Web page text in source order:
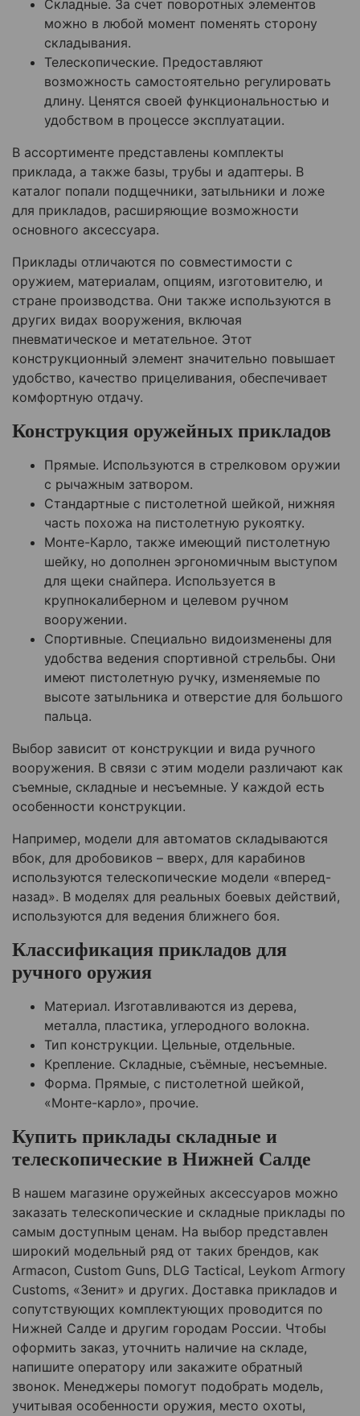
Складные. За счет поворотных элементов
можно в любой момент поменять сторону
складывания.
Телескопические. Предоставляют
возможность самостоятельно регулировать
длину. Ценятся своей функциональностью и
удобством в процессе эксплуатации.
В ассортименте представлены комплекты
приклада, а также базы, трубы и адаптеры. В
каталог попали подщечники, затыльники и ложе
для прикладов, расширяющие возможности
основного аксессуара.
Приклады отличаются по совместимости с
оружием, материалам, опциям, изготовителю, и
стране производства. Они также используются в
других видах вооружения, включая
пневматическое и метательное. Этот
конструкционный элемент значительно повышает
удобство, качество прицеливания, обеспечивает
комфортную отдачу.
Конструкция оружейных прикладов
Прямые. Используются в стрелковом оружии
с рычажным затвором.
Стандартные с пистолетной шейкой, нижняя
часть похожа на пистолетную рукоятку.
Монте-Карло, также имеющий пистолетную
шейку, но дополнен эргономичным выступом
для щеки снайпера. Используется в
крупнокалиберном и целевом ручном
вооружении.
Спортивные. Специально видоизменены для
удобства ведения спортивной стрельбы. Они
имеют пистолетную ручку, изменяемые по
высоте затыльника и отверстие для большого
пальца.
Выбор зависит от конструкции и вида ручного
вооружения. В связи с этим модели различают как
съемные, складные и несъемные. У каждой есть
особенности конструкции.
Например, модели для автоматов складываются
вбок, для дробовиков – вверх, для карабинов
используются телескопические модели «вперед-
назад». В моделях для реальных боевых действий,
используются для ведения ближнего боя.
Классификация прикладов для
ручного оружия
Материал. Изготавливаются из дерева,
металла, пластика, углеродного волокна.
Тип конструкции. Цельные, отдельные.
Крепление. Складные, съёмные, несъемные.
Форма. Прямые, с пистолетной шейкой,
«Монте-карло», прочие.
Купить приклады складные и
телескопические в Нижней Салде
В нашем магазине оружейных аксессуаров можно
заказать телескопические и складные приклады по
самым доступным ценам. На выбор представлен
широкий модельный ряд от таких брендов, как
Armacon, Custom Guns, DLG Tactical, Leykom Armory
Customs, «Зенит» и других. Доставка прикладов и
сопутствующих комплектующих проводится по
Нижней Салде и другим городам России. Чтобы
оформить заказ, уточнить наличие на складе,
напишите оператору или закажите обратный
звонок. Менеджеры помогут подобрать модель,
учитывая особенности оружия, место охоты,